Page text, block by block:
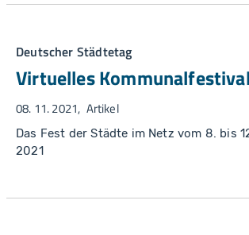
Deutscher Städtetag
Virtuelles
08. 11. 2021 Artikel
Das Fest der Städte im Netz vom 8. bis
2021